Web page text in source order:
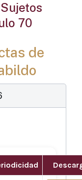
70
de